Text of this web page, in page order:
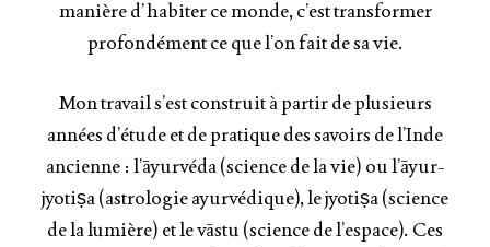
manière d’habiter ce monde, c’est transformer
profondément ce que l’on fait de sa vie.
Mon travail s’est construit à partir de plusieurs
années d’étude et de pratique des savoirs de l’Inde
ancienne : l’āyurvéda (science de la vie) ou l’āyur-
jyotiṣa (astrologie ayurvédique), le jyotiṣa (science
de la lumière) et le vāstu (science de l’espace). Ces